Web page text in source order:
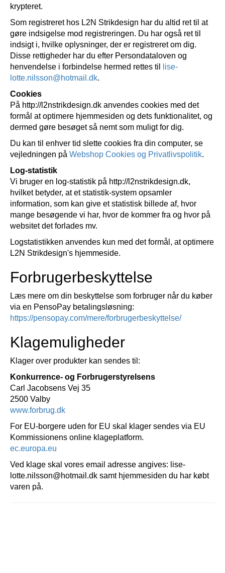
krypteret.
Som registreret hos L2N Strikdesign har du altid ret til at
gøre indsigelse mod registreringen. Du har også ret til
indsigt i, hvilke oplysninger, der er registreret om dig.
Disse rettigheder har du efter Persondataloven og
henvendelse i forbindelse hermed rettes til
lise-
lotte.nilsson@hotmail.dk.
Cookies
På http://l2nstrikdesign.dk anvendes cookies med det
formål at optimere hjemmesiden og dets funktionalitet, og
dermed gøre besøget så nemt som muligt for dig.
Du kan til enhver tid slette cookies fra din computer, se
vejledningen på Webshop Cookies og Privatlivspolitik.
Log-statistik
Vi bruger en log-statistik på http://l2nstrikdesign.dk,
hvilket betyder, at et statistik-system opsamler
information, som kan give et statistisk billede af, hvor
mange besøgende vi har, hvor de kommer fra og hvor på
websitet det forlades mv.
Logstatistikken anvendes kun med det formål, at optimere
L2N Strikdesign's hjemmeside.
Forbrugerbeskyttelse
Læs mere om din beskyttelse som forbruger når du køber
via en PensoPay betalingsløsning:
https://pensopay.com/mere/forbrugerbeskyttelse/
Klagemuligheder
Klager over produkter kan sendes til:
Konkurrence- og Forbrugerstyrelsens
Carl Jacobsens Vej 35
2500 Valby
www.forbrug.dk
For EU-borgere uden for EU skal klager sendes via EU
Kommissionens online klageplatform.
ec.europa.eu
Ved klage skal vores email adresse angives: lise-
lotte.nilsson@hotmail.dk samt hjemmesiden du har købt
varen på.